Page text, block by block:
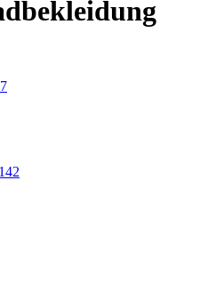
142